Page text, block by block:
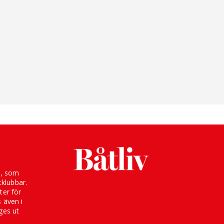
som
för
även i
ut